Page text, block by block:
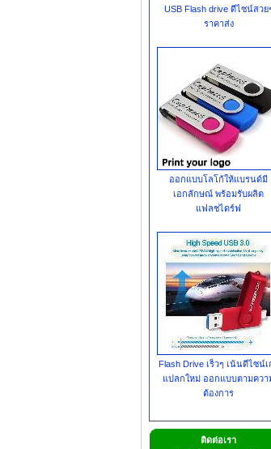
USB Flash drive ดีไซน์สวย
ราคาส่ง
ออกแบบโลโก้ให้แบรนด์มี
เอกลักษณ์ พร้อมรับผลิต
แฟลชไดร์ฟ
Flash Drive เร็วๆ เน้นดีไซน์เ
แปลกใหม่ ออกแบบตามควา
ต้องการ
ติดต่อเรา